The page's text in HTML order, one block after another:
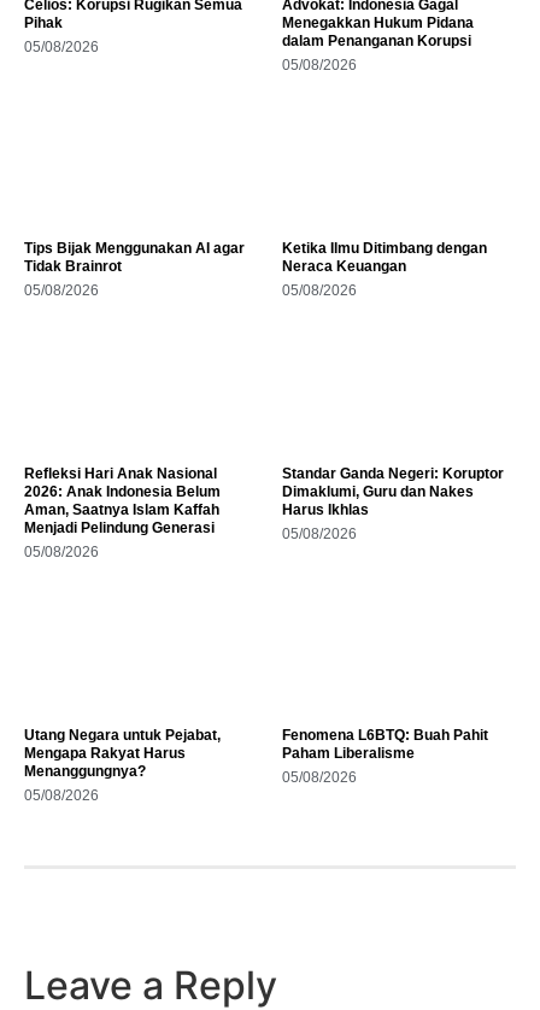
Celios: Korupsi Rugikan Semua
Pihak
05/08/2026
Advokat: Indonesia Gagal
Menegakkan Hukum Pidana
dalam Penanganan Korupsi
05/08/2026
Tips Bijak Menggunakan AI agar
Tidak Brainrot
05/08/2026
Ketika Ilmu Ditimbang dengan
Neraca Keuangan
05/08/2026
Refleksi Hari Anak Nasional
2026: Anak Indonesia Belum
Aman, Saatnya Islam Kaffah
Menjadi Pelindung Generasi
05/08/2026
Standar Ganda Negeri: Koruptor
Dimaklumi, Guru dan Nakes
Harus Ikhlas
05/08/2026
Utang Negara untuk Pejabat,
Mengapa Rakyat Harus
Menanggungnya?
05/08/2026
Fenomena L6BTQ: Buah Pahit
Paham Liberalisme
05/08/2026
Leave a Reply